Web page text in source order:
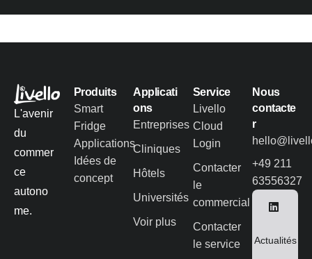
L'avenir
du
commer
ce
autono
me.
Produits
Smart
Fridge
Applications
Idées de
concept
Applicati
ons
Entreprises
Cliniques
Hôtels
Universités
Voir plus
Service
Livello
Cloud
Login
Contacter
le
commercial
Contacter
le service
Nous
contacte
r
+49 211
63556327
Actualités